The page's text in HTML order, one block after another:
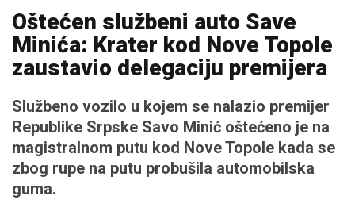
Oštećen službeni auto Save
Minića: Krater kod Nove Topole
zaustavio delegaciju premijera
Službeno vozilo u kojem se nalazio premijer
Republike Srpske Savo Minić oštećeno je na
magistralnom putu kod Nove Topole kada se
zbog rupe na putu probušila automobilska
guma.